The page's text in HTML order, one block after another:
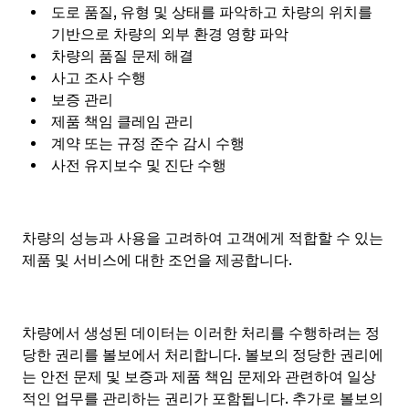
도로 품질, 유형 및 상태를 파악하고 차량의 위치를
기반으로 차량의 외부 환경 영향 파악
차량의 품질 문제 해결
사고 조사 수행
보증 관리
제품 책임 클레임 관리
계약 또는 규정 준수 감시 수행
사전 유지보수 및 진단 수행
차량의 성능과 사용을 고려하여 고객에게 적합할 수 있는
제품 및 서비스에 대한 조언을 제공합니다.
차량에서 생성된 데이터는 이러한 처리를 수행하려는 정
당한 권리를 볼보에서 처리합니다. 볼보의 정당한 권리에
는 안전 문제 및 보증과 제품 책임 문제와 관련하여 일상
적인 업무를 관리하는 권리가 포함됩니다. 추가로 볼보의